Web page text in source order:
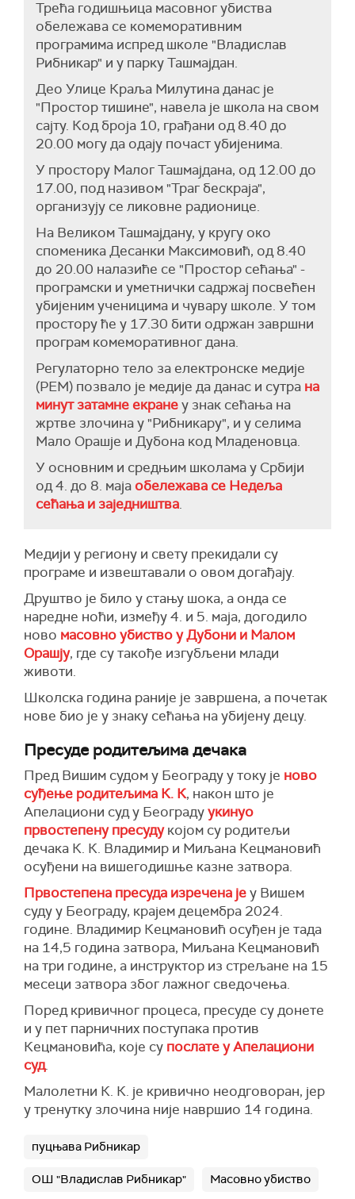
нешто. Да ли је оправдано што је тако или
није, не могу сада да анализирам, јер у свету је
постојало много примера таквих трагедија.
Верујем да је, с обзиром да је данас свима све
и видно и доступно, требало имати неку
стратегију", поручује Аћимовић.
"Треба урадити анализу која није довољно
урађена на прави начин. Ту анализу морају да
раде стручна лица која се разумеју у све ово и
који су узроци. И да се направи стратегија
заштите деце од дигиталног тровања, од
насиља у школама и уопште од деградације
деце у школи", указује Аћимовић.
Наводи и да је важно да се
промени Породични закон јер, како каже,
имамо потпуно обрнуту ситуацију од оне која
би требало да буде.
"Ннама су деца као цареви заштићени и још
увек и још више хоћемо да их заштитимо, а то
је све против интереса деце. Ви морате дете
када је баш мало до три године мазити, давати
му сву љубав, а касније морате му полако
уводити одређена ограничења. Kада дође у
школу, то се зна – ти си војник у школи и
мораш поштовати наставника и родитеље.
Мора да буде једна хијерархија у којој је
ауторитет школе на првом месту, затим
дете. И све то у интересу детета", објашњава
Аћимовић.
Поручује да "имамо обрнуту ситуацију да је
дете на првом месту, родитељи на другом, а
школа тек негде на трећем месту".
"То се мора вратити на неке нормалне токове,
што је интерес и државе и свих нас. Ако то не
урадимо и направимо један искорак назад, ја
бих рекао да се вратимо ономе што смо некад
имали уз неке модерне приступе, неће добро
бити", закључује Аћимовић.
сигурни, међу другарима. Просто, не може се
замислити већи трауматски догађај и већа
траума од тога", додаје Оролицки.
Истиче и да деца ипак лакше прођу кроз све
то.
"А родитељи и одрасли заправо су пред
задатком како са тим и шта са децом. Тако да, у
том смислу су можда они и више
трауматизовани", напомиње Оролицки.
"Тешко рећи ко је ту највише трауматизован,
али свакако је да се све некако променило од
тог догађаја, пре свега у правцу страхова и
неповерења да су неке ствари које су се
подразумевале – да је школа сигурна, да су
другари и деца међу собом сигурна – та слика
се пореметила и биће потребне године да се
ту неке ствари промене“, поручује Оролицки.
Трећа годишњица масовног убиства
обележава се комеморативним
програмима испред школе "Владислав
Рибникар" и у парку Ташмајдан.
Део Улице Краља Милутина данас је
"Простор тишине", навела је школа на свом
сајту. Код броја 10, грађани од 8.40 до
20.00 могу да одају почаст убијенима.
У простору Малог Ташмајдана, од 12.00 до
17.00, под називом "Траг бескраја",
организују се ликовне радионице.
На Великом Ташмајдану, у кругу око
споменика Десанки Максимовић, од 8.40
до 20.00 налазиће се "Простор сећања" -
програмски и уметнички садржај посвећен
убијеним ученицима и чувару школе. У том
простору ће у 17.30 бити одржан завршни
програм комеморативног дана.
Регулаторно тело за електронске медије
(РЕМ) позвало је медије да данас и сутра на
минут затамне екранеу знак сећања на
жртве злочина у "Рибникару", и у селима
Мало Орашје и Дубона код Младеновца.
У основним и средњим школама у Србији
од 4. до 8. маја обележава се Недеља
сећања и заједништва.
Медији у региону и свету прекидали су
програме и извештавали о овом догађају.
Друштво је било у стању шока, а онда се
наредне ноћи, између 4. и 5. маја, догодило
ново масовно убиство у Дубони и Малом
Орашју, где су такође изгубљени млади
животи.
Школска година раније је завршена, а почетак
нове био је у знаку сећања на убијену децу.
Пресуде родитељима дечака
Пред Вишим судом у Београду у току је ново
суђење родитељима К. К, након што је
Апелациони суд у Београдуукинуо
првостепену пресудукојом су родитељи
дечака К. К. Владимир и Миљана Кецмановић
осуђени на вишегодишње казне затвора.
Првостепена пресуда изречена јеу Вишем
суду у Београду, крајем децембра 2024.
године. Владимир Кецмановић осуђен је тада
на 14,5 година затвора, Миљана Кецмановић
на три године, а инструктор из стрељане на 15
месеци затвора због лажног сведочења.
Поред кривичног процеса, пресуде су донете
и у пет парничних поступака против
Кецмановића, које су послате у Апелациони
суд.
Малолетни К. К. је кривично неодговоран, јер
у тренутку злочина није навршио 14 година.
пуцњава Рибникар
ОШ "Владислав Рибникар" Масовно убиство